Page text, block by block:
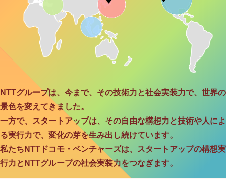
NTTグループは、今まで、その技術力と社会実装力で、世界の
景色を変えてきました。
一方で、スタートアップは、その自由な構想力と技術や人によ
る実行力で、変化の芽を生み出し続けています。
私たちNTTドコモ・ベンチャーズは、スタートアップの構想実
行力とNTTグループの社会実装力をつなぎます。